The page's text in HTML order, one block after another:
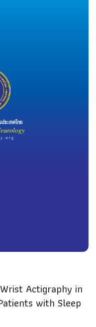
Actigraphy in
with Sleep